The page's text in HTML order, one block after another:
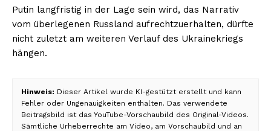
Putin langfristig in der Lage sein wird, das Narrativ
vom überlegenen Russland aufrechtzuerhalten, dürfte
nicht zuletzt am weiteren Verlauf des Ukrainekriegs
hängen.
Hinweis: Dieser Artikel wurde KI-gestützt erstellt und kann
Fehler oder Ungenauigkeiten enthalten. Das verwendete
Beitragsbild ist das YouTube-Vorschaubild des Original-Videos.
Sämtliche Urheberrechte am Video, am Vorschaubild und an